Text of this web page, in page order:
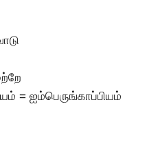
= ஐம்பெருங்காப்பியம்